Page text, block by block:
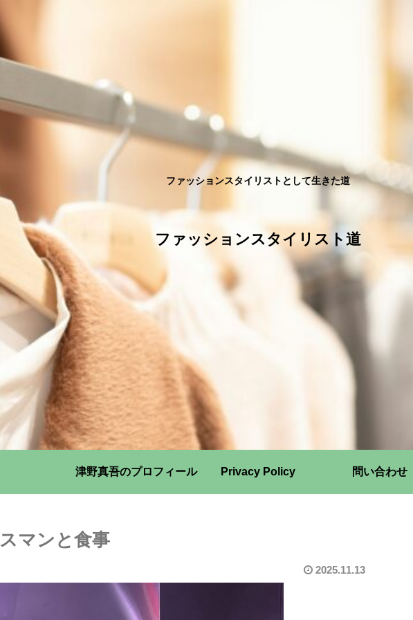
ファッションスタイリストとして生きた道
ファッションスタイリスト道
津野真吾のプロフィール Privacy Policy 問い合わせ
マンと食事
2025.11.13